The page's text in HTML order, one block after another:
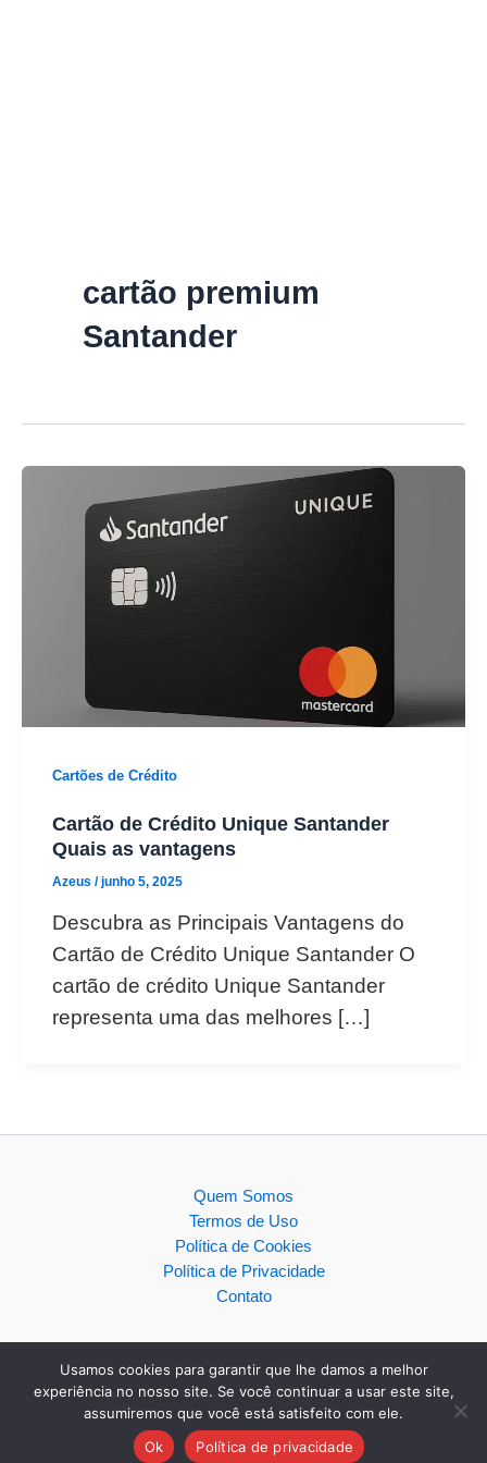
cartão premium
Santander
Cartões de Crédito
Cartão de Crédito Unique Santander
Quais as vantagens
Azeus /junho 5, 2025
Descubra as Principais Vantagens do
Cartão de Crédito Unique Santander O
cartão de crédito Unique Santander
representa uma das melhores […]
Quem Somos
Termos de Uso
Política de Cookies
Política de Privacidade
Contato
Copyright © 2026
Usamos cookies para garantir que lhe damos a melhor
experiência no nosso site. Se você continuar a usar este site,
assumiremos que você está satisfeito com ele.
Ok
Política de privacidade